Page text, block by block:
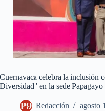
Cuernavaca celebra la inclusión
Diversidad” en la sede Papagayo
Redacción agosto